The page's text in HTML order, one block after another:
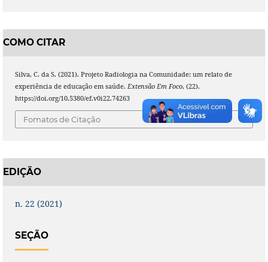
COMO CITAR
Silva, C. da S. (2021). Projeto Radiologia na Comunidade: um relato de
experiência de educação em saúde. Extensão Em Foco, (22).
https://doi.org/10.5380/ef.v0i22.74263
Fomatos de Citação
EDIÇÃO
n. 22 (2021)
SEÇÃO